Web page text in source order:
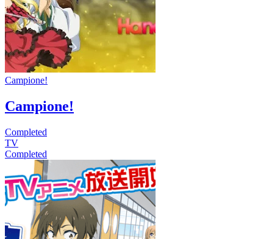
Campione!
Campione!
Completed
TV
Completed